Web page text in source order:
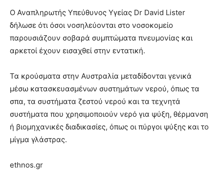
Ο Αναπληρωτής Υπεύθυνος Υγείας Dr David Lister
δήλωσε ότι όσοι νοσηλεύονται στο νοσοκομείο
παρουσιάζουν σοβαρά συμπτώματα πνευμονίας και
αρκετοί έχουν εισαχθεί στην εντατική.
Τα κρούσματα στην Αυστραλία μεταδίδονται γενικά
μέσω κατασκευασμένων συστημάτων νερού, όπως τα
σπα, τα συστήματα ζεστού νερού και τα τεχνητά
συστήματα που χρησιμοποιούν νερό για ψύξη, θέρμανση
ή βιομηχανικές διαδικασίες, όπως οι πύργοι ψύξης και το
μίγμα γλάστρας.
ethnos.gr